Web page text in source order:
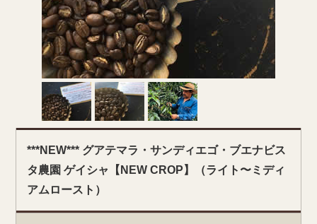
***NEW*** グアテマラ・サンディエゴ・ブエナビス
タ農園 ゲイシャ【NEW CROP】（ライト〜ミディ
アムロースト）